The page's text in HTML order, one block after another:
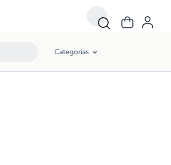
Categorías